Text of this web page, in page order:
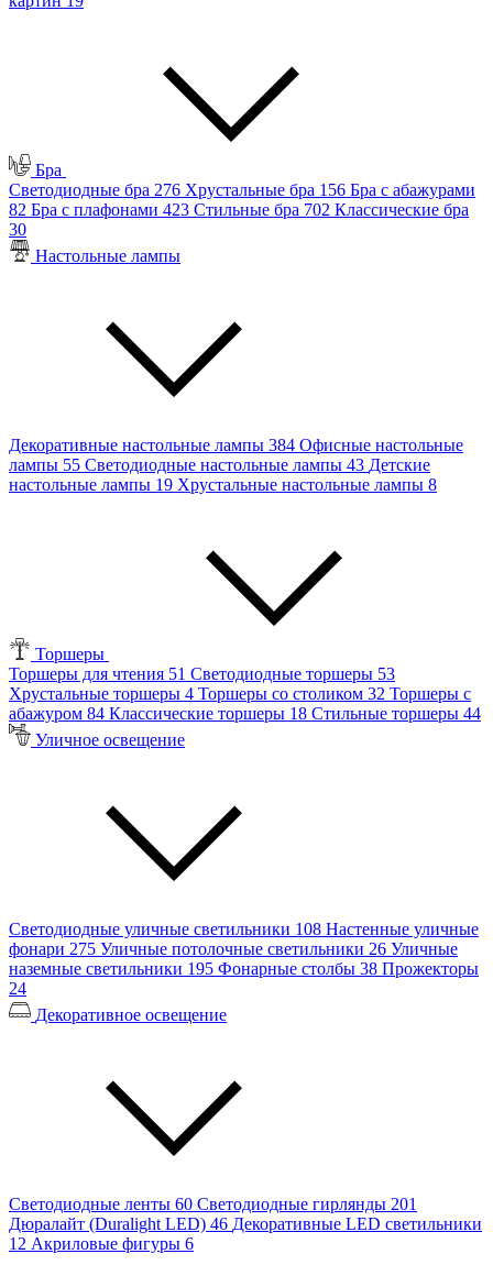
Бра
Светодиодные бра 276 Хрустальные бра 156 Бра с абажурами
82 Бра с плафонами 423 Стильные бра 702 Классические бра
30
Настольные лампы
Декоративные настольные лампы 384 Офисные настольные
лампы 55 Светодиодные настольные лампы 43 Детские
настольные лампы 19 Хрустальные настольные лампы 8
Торшеры
Торшеры для чтения 51 Светодиодные торшеры 53
Хрустальные торшеры 4 Торшеры со столиком 32 Торшеры с
абажуром 84 Классические торшеры 18 Стильные торшеры 44
Уличное освещение
Светодиодные уличные светильники 108 Настенные уличные
фонари 275 Уличные потолочные светильники 26 Уличные
наземные светильники 195 Фонарные столбы 38 Прожекторы
24
Декоративное освещение
Светодиодные ленты 60 Светодиодные гирлянды 201
Дюралайт (Duralight LED) 46 Декоративные LED светильники
12 Акриловые фигуры 6